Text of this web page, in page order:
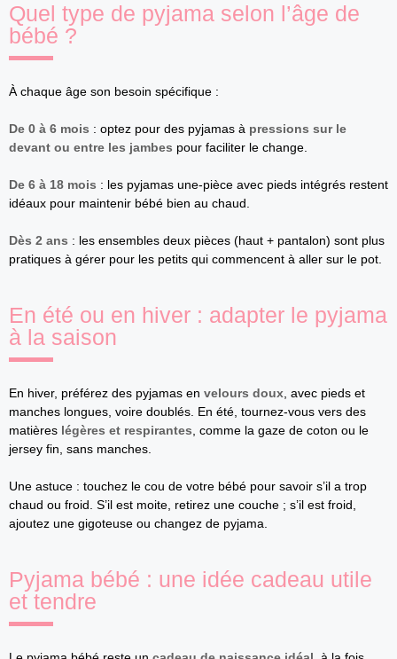
Quel type de pyjama selon l’âge de
bébé ?
À chaque âge son besoin spécifique :
De 0 à 6 mois : optez pour des pyjamas à pressions sur le
devant ou entre les jambes pour faciliter le change.
De 6 à 18 mois : les pyjamas une-pièce avec pieds intégrés restent
idéaux pour maintenir bébé bien au chaud.
Dès 2 ans : les ensembles deux pièces (haut + pantalon) sont plus
pratiques à gérer pour les petits qui commencent à aller sur le pot.
En été ou en hiver : adapter le pyjama
à la saison
En hiver, préférez des pyjamas en velours doux , avec pieds et
manches longues, voire doublés. En été, tournez-vous vers des
matières légères et respirantes , comme la gaze de coton ou le
jersey fin, sans manches.
Une astuce : touchez le cou de votre bébé pour savoir s’il a trop
chaud ou froid. S’il est moite, retirez une couche ; s’il est froid,
ajoutez une gigoteuse ou changez de pyjama.
Pyjama bébé : une idée cadeau utile
et tendre